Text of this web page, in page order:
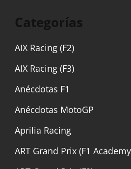
Categorías
AIX Racing (F2)
AIX Racing (F3)
Anécdotas F1
Anécdotas MotoGP
Aprilia Racing
ART Grand Prix (F1